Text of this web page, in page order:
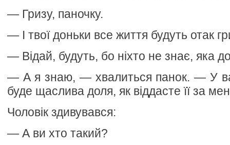
— Гризу, паночку.
— І твої доньки все життя будуть отак
— Відай, будуть, бо ніхто не знає, яка
— А я знаю, — хвалиться панок. — У
буде щаслива доля, як віддасте її за
Чоловік здивувався:
— А ви хто такий?